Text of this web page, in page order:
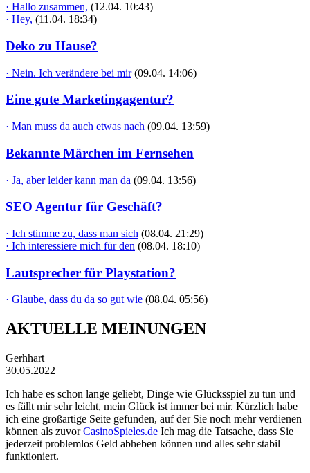
· Hallo zusammen, (12.04. 10:43)
· Hey, (11.04. 18:34)
Deko zu Hause?
· Nein. Ich verändere bei mir (09.04. 14:06)
Eine gute Marketingagentur?
· Man muss da auch etwas nach (09.04. 13:59)
Bekannte Märchen im Fernsehen
· Ja, aber leider kann man da (09.04. 13:56)
SEO Agentur für Geschäft?
· Ich stimme zu, dass man sich (08.04. 21:29)
· Ich interessiere mich für den (08.04. 18:10)
Lautsprecher für Playstation?
· Glaube, dass du da so gut wie (08.04. 05:56)
AKTUELLE MEINUNGEN
Gerhhart
30.05.2022
Ich habe es schon lange geliebt, Dinge wie Glücksspiel zu tun und
es fällt mir sehr leicht, mein Glück ist immer bei mir. Kürzlich habe
ich eine großartige Seite gefunden, auf der Sie noch mehr verdienen
können als zuvorCasinoSpieles.de Ich mag die Tatsache, dass Sie
jederzeit problemlos Geld abheben können und alles sehr stabil
funktioniert.